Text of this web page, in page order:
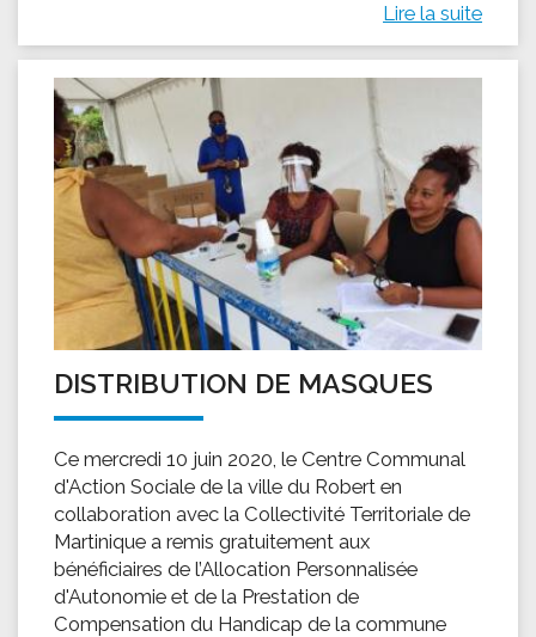
Lire la suite
DISTRIBUTION DE MASQUES
Ce mercredi 10 juin 2020, le Centre Communal
d'Action Sociale de la ville du Robert en
collaboration avec la Collectivité Territoriale de
Martinique a remis gratuitement aux
bénéficiaires de l’Allocation Personnalisée
d'Autonomie et de la Prestation de
Compensation du Handicap de la commune